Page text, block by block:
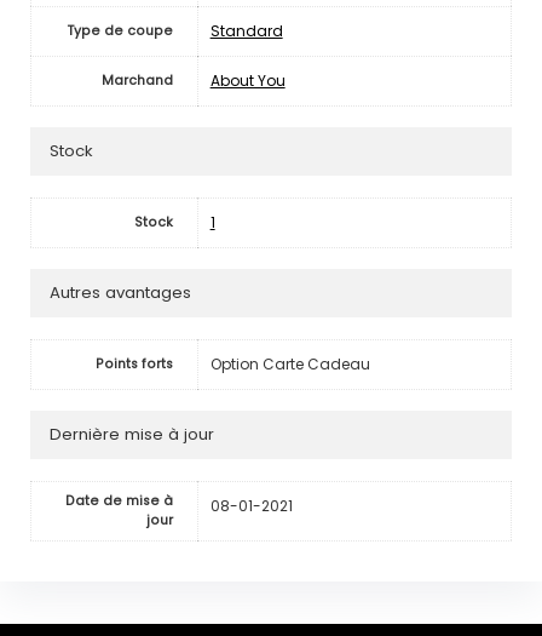
Type de coupe Standard
Marchand About You
Stock
Stock 1
Autres avantages
Points forts Option Carte Cadeau
Dernière mise à jour
Date de mise à
jour
08-01-2021